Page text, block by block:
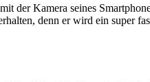
der Kamera seines
denn er wird ein